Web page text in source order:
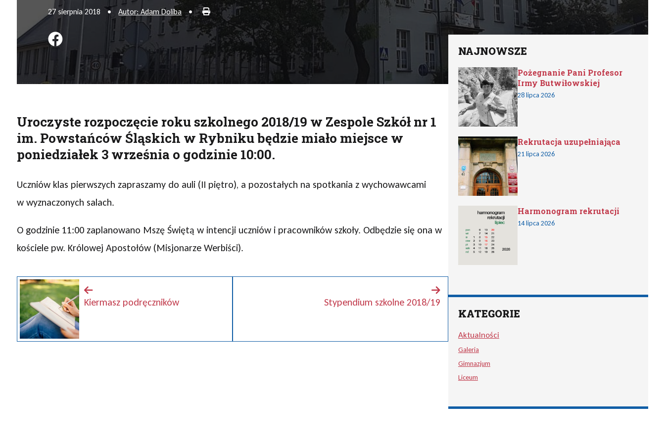
27 sierpnia 2018 • Autor: Adam Doliba • Drukuj
Podziel się na FB
Uroczyste rozpoczęcie roku szkolnego 2018/19 w Zespole Szkół nr 1
im. Powstańców Śląskich w Rybniku będzie miało miejsce w
poniedziałek 3 września o godzinie 10:00.
Uczniów klas pierwszych zapraszamy do auli (II piętro), a pozostałych na spotkania z wychowawcami
w wyznaczonych salach.
O godzinie 11:00 zaplanowano Mszę Świętą w intencji uczniów i pracowników szkoły. Odbędzie się ona w
kościele pw. Królowej Apostołów (Misjonarze Werbiści).
Kiermasz podręczników Stypendium szkolne 2018/19
NAJNOWSZE
Pożegnanie Pani Profesor
Irmy Butwiłowskiej
28 lipca 2026
Rekrutacja uzupełniająca
21 lipca 2026
Harmonogram rekrutacji
14 lipca 2026
KATEGORIE
Aktualności
Galeria
Gimnazjum
Liceum